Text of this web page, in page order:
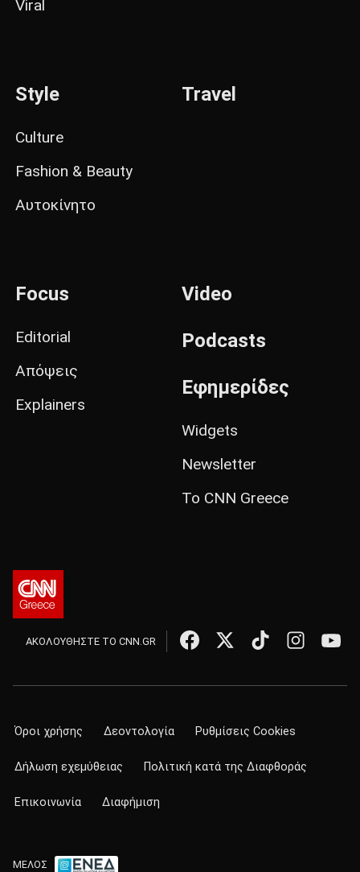
Viral
Style
Culture
Fashion & Beauty
Αυτοκίνητο
Travel
Focus
Editorial
Απόψεις
Explainers
Video
Podcasts
Εφημερίδες
Widgets
Newsletter
Το CNN Greece
ΑΚΟΛΟΥΘΗΣΤΕ ΤΟ CNN.GR
Όροι χρήσης Δεοντολογία Ρυθμίσεις Cookies
Δήλωση εχεμύθειας Πολιτική κατά της Διαφθοράς
Επικοινωνία Διαφήμιση
ΜΕΛΟΣ